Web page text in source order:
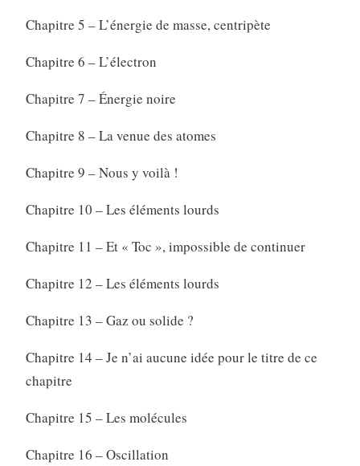
Chapitre 5 – L’énergie de masse, centripète
Chapitre 6 – L’électron
Chapitre 7 – Énergie noire
Chapitre 8 – La venue des atomes
Chapitre 9 – Nous y voilà !
Chapitre 10 – Les éléments lourds
Chapitre 11 – Et « Toc », impossible de continuer
Chapitre 12 – Les éléments lourds
Chapitre 13 – Gaz ou solide ?
Chapitre 14 – Je n’ai aucune idée pour le titre de ce
chapitre
Chapitre 15 – Les molécules
Chapitre 16 – Oscillation